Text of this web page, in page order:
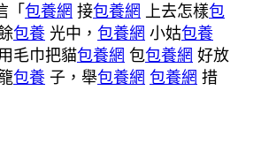
「 包養網 接包養網 上去怎樣包
包養 光中， 包養網 小姑包養
毛巾把貓包養網 包包養網 好放
包養 子，舉包養網 包養網 措